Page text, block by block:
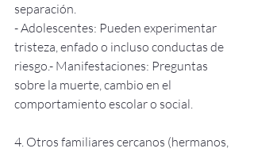
separación.
- Adolescentes: Pueden experimentar
tristeza, enfado o incluso conductas de
riesgo.- Manifestaciones: Preguntas
sobre la muerte, cambio en el
comportamiento escolar o social.
4. Otros familiares cercanos (hermanos,